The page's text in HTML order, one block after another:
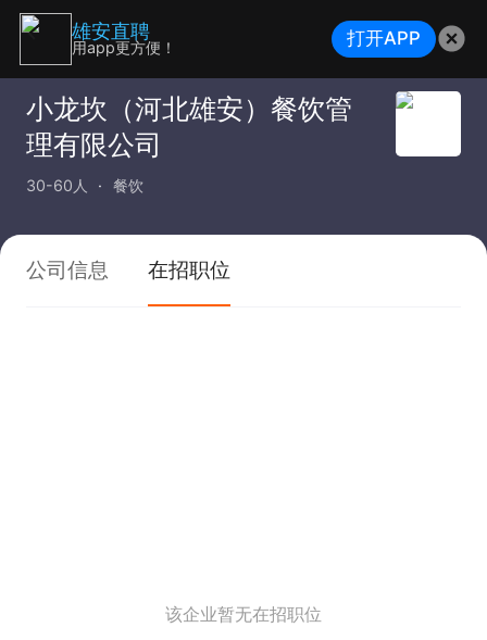
小龙坎（河北雄安）餐饮管
理有限公司
30-60人 餐饮
公司信息 在招职位
该企业暂无在招职位
雄安直聘
用app更方便！ 打开APP